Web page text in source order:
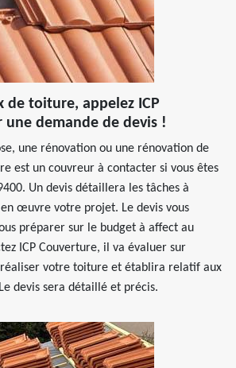
de toiture, appelez ICP
demande de devis !
une rénovation ou une rénovation de
est un couvreur à contacter si vous êtes
Un devis détaillera les tâches à
œuvre votre projet. Le devis vous
préparer sur le budget à affect au
ICP Couverture, il va évaluer sur
votre toiture et établira relatif aux
devis sera détaillé et précis.